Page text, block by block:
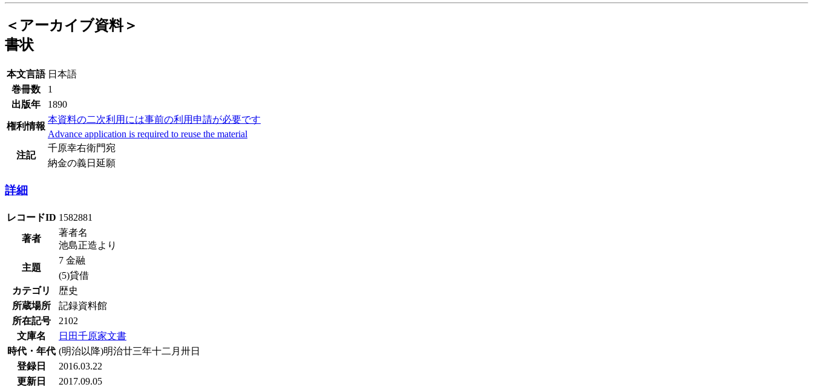
＜アーカイブ資料＞
書状
本文言語 日本語
巻冊数
1
出版年
1890
権利情報
本資料の二次利用には事前の利用申請が必要です
Advance application is required to reuse the material
注記
千原幸右衛門宛
納金の義日延願
詳細
レコードID 1582881
著者
著者名
池島正造より
主題
7 金融
(5)貸借
カテゴリ
歴史
所蔵場所
記録資料館
所在記号
2102
文庫名
日田千原家文書
時代・年代 (明治以降)明治廿三年十二月卅日
登録日
2016.03.22
更新日
2017.09.05